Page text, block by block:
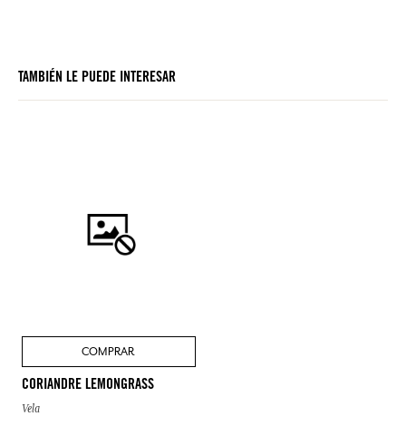
TAMBIÉN LE PUEDE INTERESAR
COMPRAR
CORIANDRE LEMONGRASS
Vela